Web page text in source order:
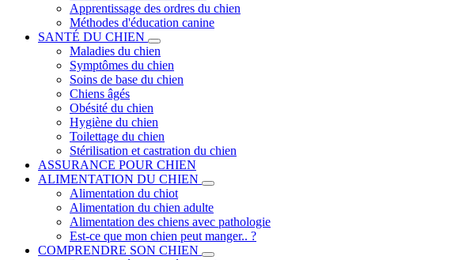
Apprentissage des ordres du chien
Méthodes d'éducation canine
SANTÉ DU CHIEN
Maladies du chien
Symptômes du chien
Soins de base du chien
Chiens âgés
Obésité du chien
Hygiène du chien
Toilettage du chien
Stérilisation et castration du chien
ASSURANCE POUR CHIEN
ALIMENTATION DU CHIEN
Alimentation du chiot
Alimentation du chien adulte
Alimentation des chiens avec pathologie
Est-ce que mon chien peut manger.. ?
COMPRENDRE SON CHIEN